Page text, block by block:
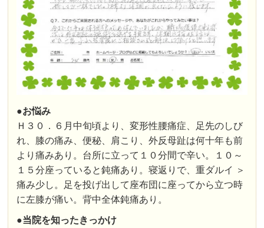
●お悩み
Ｈ３０．６月中旬頃より、変形性腰痛症、足先のしび
れ、膝の痛み、便秘、肩こり、外反母趾は何十年も前
より痛みあり。台所に立って１０分間で辛い。１０～
１５分座っていると鈍痛あり。寝返りで、重ダルイ ＞
痛み少し。足を投げ出して座布団に座ってから立つ時
に左膝が痛い。背中全体鈍痛あり。
●当院を知ったきっかけ